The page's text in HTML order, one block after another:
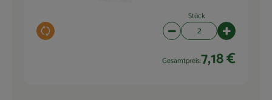
Auswahl ändern
Stück
Artikelanzahl verringern
Gesamtpreis:7,18 €